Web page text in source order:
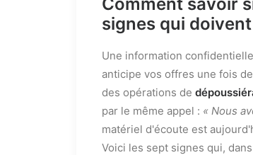
signes qui
Une information
anticipe vos offres une fois
des opérations de
par le même appel : « Nous
matériel d'écoute est
Voici les sept signes qui,